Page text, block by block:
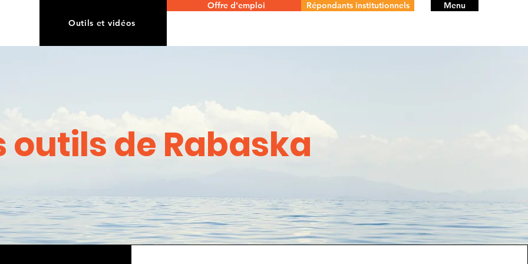
Outils et vidéos
Offre d'emploi Répondants institutionnels Menu
outils de Rabaska